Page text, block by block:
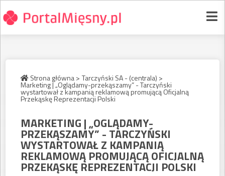
Strona główna > Tarczyński SA - (centrala) >
Marketing | „Oglądamy-przekąszamy” - Tarczyński
wystartował z kampanią reklamową promującą Oficjalną
Przekąskę Reprezentacji Polski
MARKETING | „OGLĄDAMY-
PRZEKĄSZAMY” - TARCZYŃSKI
WYSTARTOWAŁ Z KAMPANIĄ
REKLAMOWĄ PROMUJĄCĄ OFICJALNĄ
PRZEKĄSKĘ REPREZENTACJI POLSKI